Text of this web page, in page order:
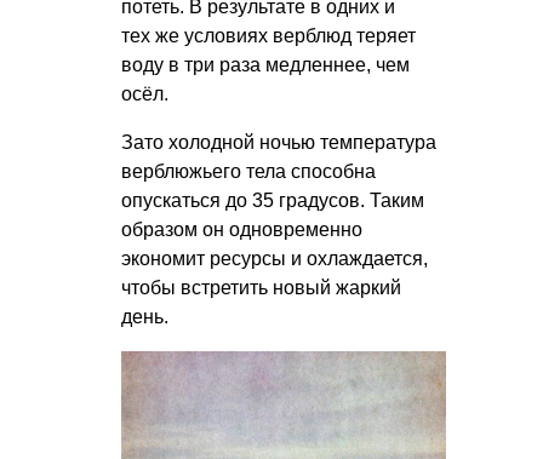
потеть. В результате в одних и
тех же условиях верблюд теряет
воду в три раза медленнее, чем
осёл.
Зато холодной ночью температура
верблюжьего тела способна
опускаться до 35 градусов. Таким
образом он одновременно
экономит ресурсы и охлаждается,
чтобы встретить новый жаркий
день.